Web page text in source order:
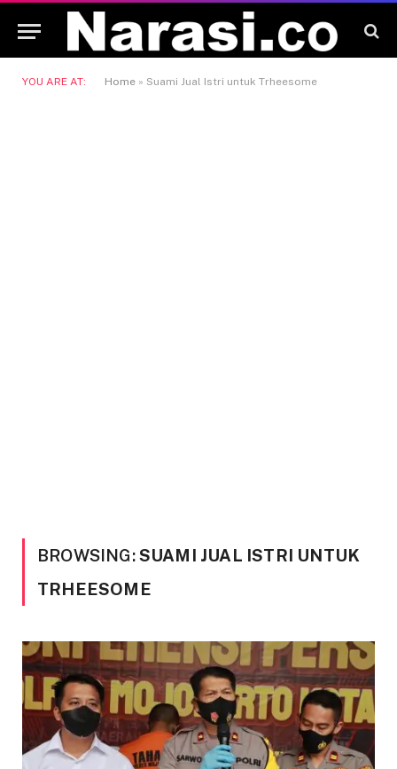
YOU ARE AT: Home » Suami Jual Istri untuk Trheesome
BROWSING:SUAMI JUAL ISTRI UNTUK
TRHEESOME